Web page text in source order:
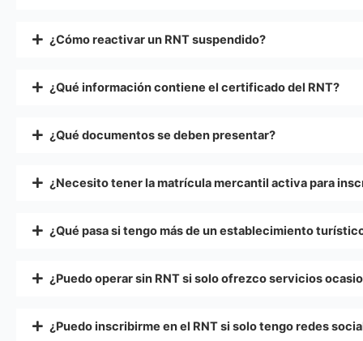
¿Cómo reactivar un RNT suspendido?
¿Qué información contiene el certificado del RNT?
¿Qué documentos se deben presentar?
¿Necesito tener la matrícula mercantil activa para
¿Qué pasa si tengo más de un establecimiento
¿Puedo operar sin RNT si solo ofrezco servicios
¿Puedo inscribirme en el RNT si solo tengo redes